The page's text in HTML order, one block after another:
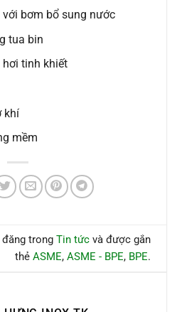
bơm bổ sung nước
tua bin
hơi tinh khiết
khí
mềm
trong Tin tứcvà được gắn
thẻ ASME, ASME - BPE, BPE.